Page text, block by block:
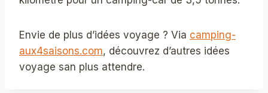
Envie de plus d’idées voyage ? Via camping-
aux4saisons.com, découvrez d’autres idées
voyage san plus attendre.